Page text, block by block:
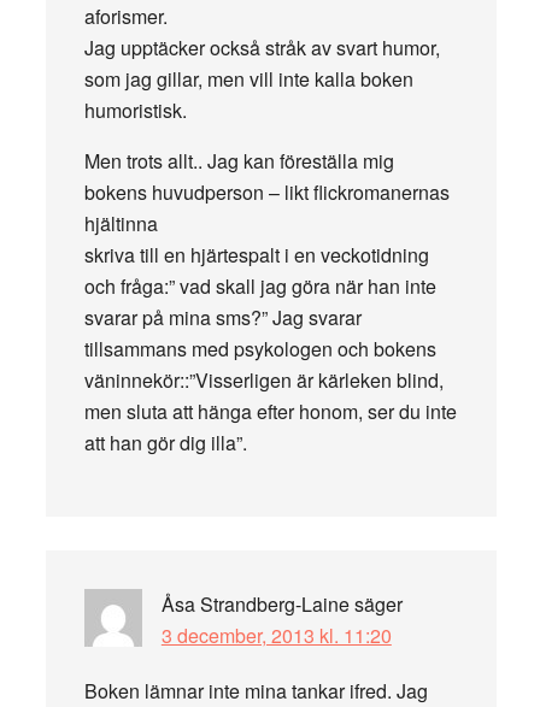
aforismer.
Jag upptäcker också stråk av svart humor,
som jag gillar, men vill inte kalla boken
humoristisk.
Men trots allt.. Jag kan föreställa mig
bokens huvudperson – likt flickromanernas
hjältinna
skriva till en hjärtespalt i en veckotidning
och fråga:” vad skall jag göra när han inte
svarar på mina sms?” Jag svarar
tillsammans med psykologen och bokens
väninnekör::”Visserligen är kärleken blind,
men sluta att hänga efter honom, ser du inte
att han gör dig illa”.
Åsa Strandberg-Lainesäger
3 december, 2013 kl. 11:20
Boken lämnar inte mina tankar ifred. Jag